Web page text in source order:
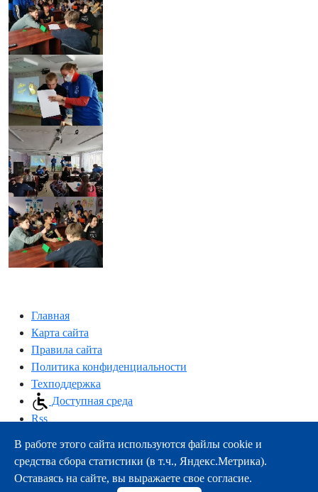
Главная
Карта сайта
Правила сайта
Политика конфиденциальности
Техподдержка
Доступная среда
Rss
163000, г.Архангельск, пр-т Троицкий, 51
тел.:+7 (8182) 21-11-63
e-mail:info@nsmu.ru
В работе этого сайта используются файлы cookie и
средства сбора статистики (в т.ч., Яндекс.Метрика).
Оставаясь на сайте, вы выражаете свое согласие.